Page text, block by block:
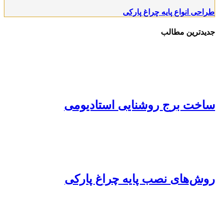
طراحی انواع پایه چراغ پارکی
جدیدترین مطالب
ساخت برج روشنایی استادیومی
روش‌های نصب پایه‌ چراغ پارکی